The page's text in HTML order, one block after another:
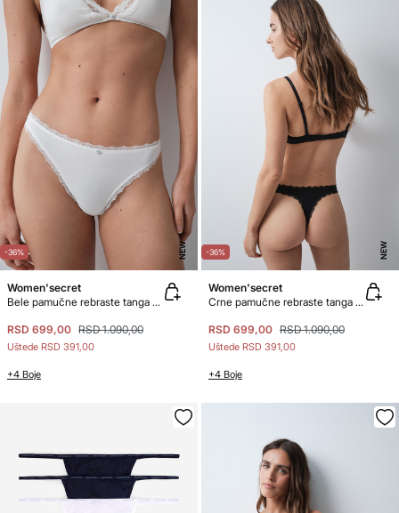
-36% NEW
Women'secret
Bele pamučne rebraste tanga gaćice
RSD 699,00 RSD 1.090,00
Uštede RSD 391,00
+4 Boje
-36% NEW
Women'secret
Crne pamučne rebraste tanga gaćice
RSD 699,00 RSD 1.090,00
Uštede RSD 391,00
+4 Boje